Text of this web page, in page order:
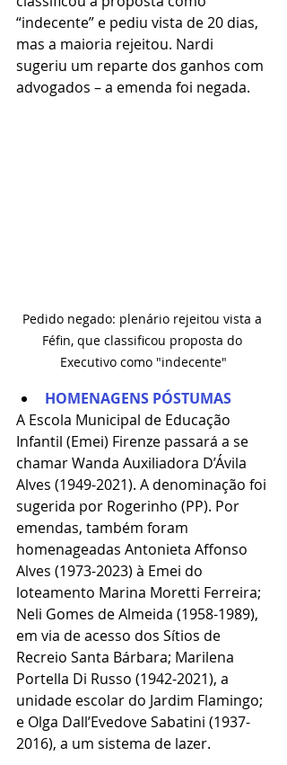
“indecente” e pediu vista de 20 dias,
mas a maioria rejeitou. Nardi
sugeriu um reparte dos ganhos com
advogados – a emenda foi negada.
Pedido negado: plenário rejeitou vista a
Féfin, que classificou proposta do
Executivo como "indecente"
HOMENAGENS PÓSTUMAS
A Escola Municipal de Educação
Infantil (Emei) Firenze passará a se
chamar Wanda Auxiliadora D’Ávila
Alves (1949-2021). A denominação foi
sugerida por Rogerinho (PP). Por
emendas, também foram
homenageadas Antonieta Affonso
Alves (1973-2023) à Emei do
loteamento Marina Moretti Ferreira;
Neli Gomes de Almeida (1958-1989),
em via de acesso dos Sítios de
Recreio Santa Bárbara; Marilena
Portella Di Russo (1942-2021), a
unidade escolar do Jardim Flamingo;
e Olga Dall’Evedove Sabatini (1937-
2016), a um sistema de lazer.